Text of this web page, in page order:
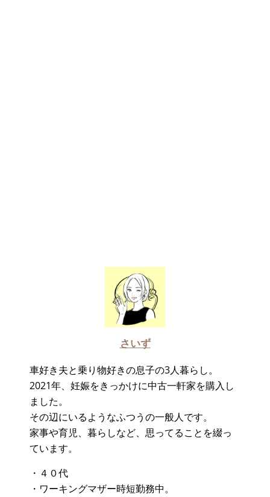
さいず
車好き夫と乗り物好きの息子の3人暮らし。
2021年、妊娠をきっかけに中古一軒家を購入し
ました。
その辺にいるようなふつうの一般人です。
家事や育児、暮らしなど、思ってることを綴っ
ています。
・４０代
・ワーキングマザー時短勤務中。